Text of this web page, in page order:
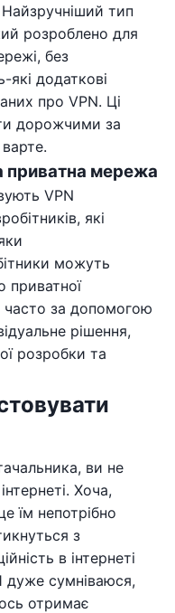
тип
розроблено для
без
які додаткові
про VPN. Ці
дорожчими за
приватна мережа
VPN
які
можуть
приватної
часто за допомогою
рішення,
розробки та
ви не
Хоча,
їм непотрібно
з
в інтернеті
дуже сумніваюся,
отримає